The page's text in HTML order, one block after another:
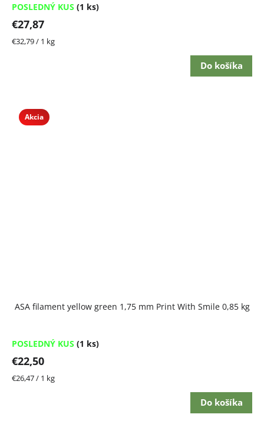
POSLEDNÝ KUS (1 ks)
€27,87
Jednotková
€32,79 / 1 kg
Do košíka
Akcia
ASA filament yellow green 1,75 mm Print With Smile 0,85 kg
POSLEDNÝ KUS (1 ks)
€22,50
Jednotková
€26,47 / 1 kg
Do košíka